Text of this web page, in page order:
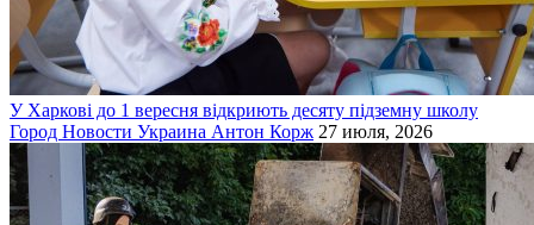
У Харкові до 1 вересня відкриють десяту підземну школу
Город Новости Украина Антон Корж 27 июля, 2026